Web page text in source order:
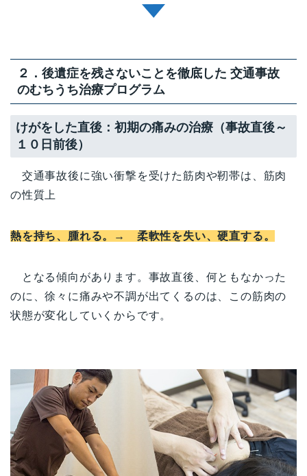
２．後遺症を残さないことを徹底した 交通事故
のむちうち治療プログラム
けがをした直後：初期の痛みの治療（事故直後～
１０日前後）
交通事故後に強い衝撃を受けた筋肉や靭帯は、筋肉
の性質上
熱を持ち、腫れる。→ 柔軟性を失い、硬直する。
となる傾向があります。事故直後、何ともなかった
のに、徐々に痛みや不調が出てくるのは、この筋肉の
状態が変化していくからです。